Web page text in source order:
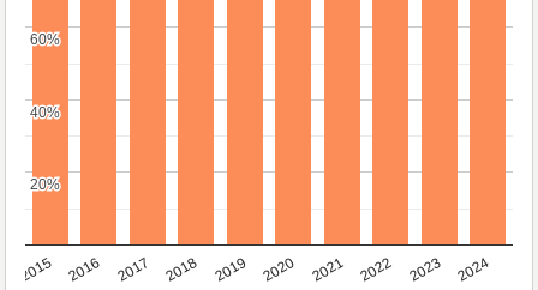
2015 2016 2017 2018 2019 2020 2021 2022 2023 2024
20%
20%
40%
40%
60%
60%